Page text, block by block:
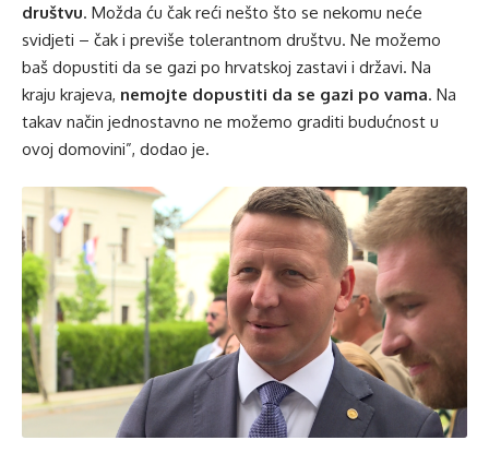
društvu. Možda ću čak reći nešto što se nekomu neće
svidjeti – čak i previše tolerantnom društvu. Ne možemo
baš dopustiti da se gazi po hrvatskoj zastavi i državi. Na
kraju krajeva, nemojte dopustiti da se gazi po vama. Na
takav način jednostavno ne možemo graditi budućnost u
ovoj domovini”, dodao je.